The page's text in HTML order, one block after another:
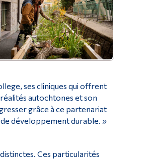
ses cliniques qui offrent
autochtones et son
grâce à ce partenariat
développement durable. »
Ces particularités